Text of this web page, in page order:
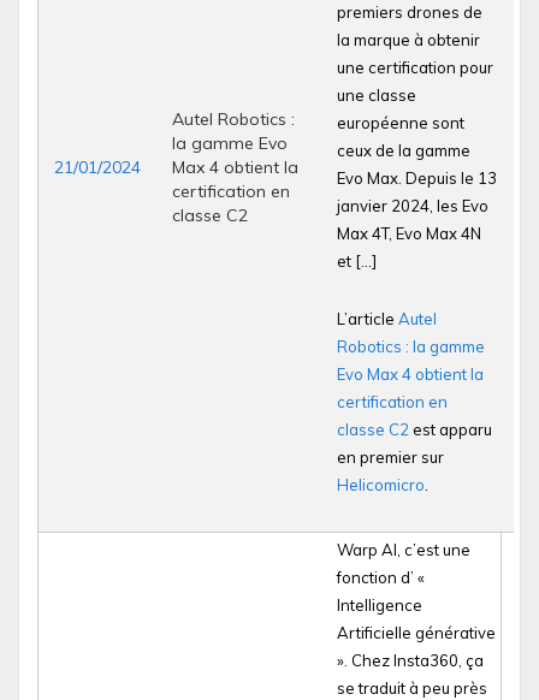
21/01/2024
Autel Robotics :
la gamme Evo
Max 4 obtient la
certification en
classe C2
premiers drones de
la marque à obtenir
une certification pour
une classe
européenne sont
ceux de la gamme
Evo Max. Depuis le 13
janvier 2024, les Evo
Max 4T, Evo Max 4N
et […]
L’article Autel
Robotics : la gamme
Evo Max 4 obtient la
certification en
classe C2 est apparu
en premier sur
Helicomicro
Warp AI, c’est une
fonction d’ «
Intelligence
Artificielle générative
». Chez Insta360, ça
se traduit à peu près